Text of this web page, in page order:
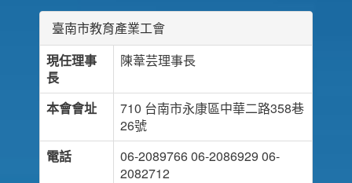
臺南市教育產業工會
現任理事
長
陳葦芸理事長
本會會址
710 台南市永康區中華二路358巷
26號
電話
06-2089766 06-2086929 06-
2082712